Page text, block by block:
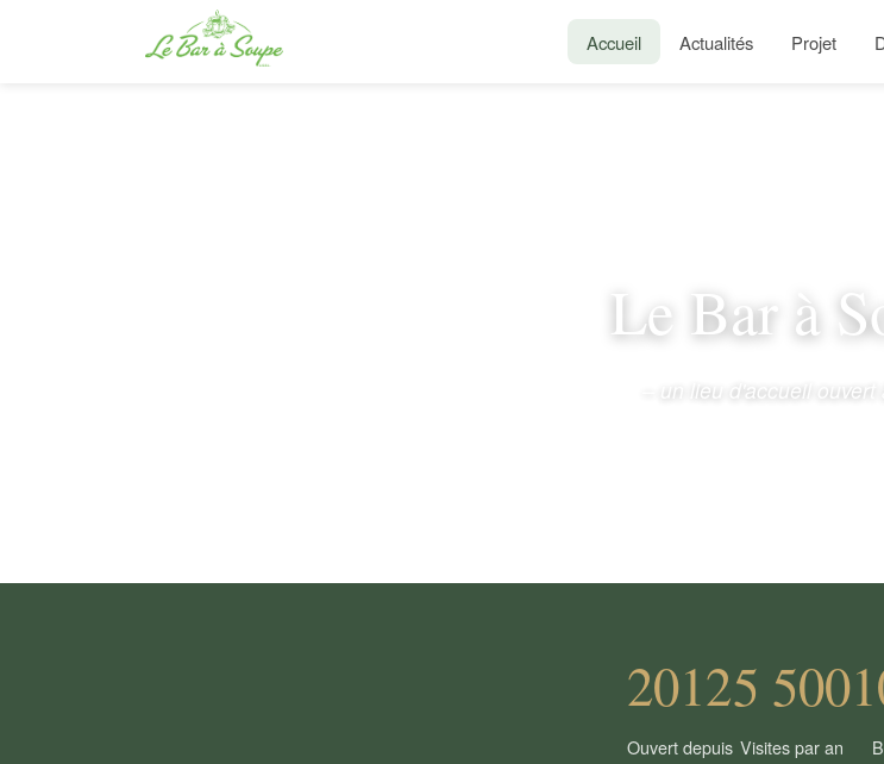
Accueil Actualités Projet
Le Bar à
– un lieu d'accueil ouvert
2012
Ouvert depuis
5 500
Visites par an